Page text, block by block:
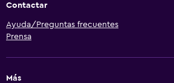
Contactar
Ayuda/Preguntas frecuentes
Prensa
Más